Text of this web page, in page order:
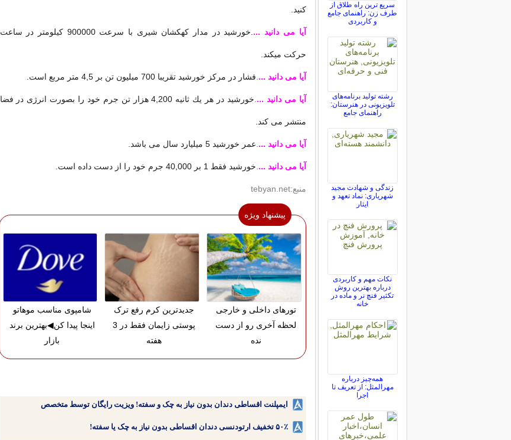
کنید.
آیا می دانید ... .خورشید در مدار کهکشان شیری با سرعت 900000 کیلومتر در ساعت
حرکت میکند.
آیا می دانید ... فشار در مركز خورشید تقریبا 700 میلیون تن بر 4,5 متر مربع است.
آیا می دانید ... خورشید در هر یك ثانیه 4,200 هزار تن جرم خود را بصورت انرژی در فضا
منتشر می كند.
آیا می دانید ... عمر خورشید 5 میلیارد سال می باشد.
آیا می دانید ... خورشید فقط 1 بر 40,000 جرم خود را از دست داده است.
منبع:tebyan.net
پیشنهاد ویژه
تورهای داخلی و خارجی
لحظه آخری رو از دست
نده
جدیدترین کرم رفع ترک
پوستی زایمان فقط در 3
هفته
شامپوی مناسب موهاتو
اینجا پیدا کن◀بهترین برند
بازار
ایمپلنت اقساطی دندان بدون نیاز به چک و سفته! ویزیت رایگان توسط متخصص
۵۰٪ تخفیف ارتودنسی دندان اقساطی بدون نیاز به چک یا سفته!
سریع ترین راه طلاق از
طرف زن: راهنمای جامع
و کاربردی
رشته تولید برنامه‌های
تلویزیونی در هنرستان:
راهنمای جامع
زندگی و شهادت مجید
شهریاری: نماد تعهد و
ایثار
نکات مهم و کاربردی
درباره بهترین روش
تکثیر فنچ نر و ماده در
خانه
همه‌چیز درباره
مهرالمثل: از تعریف تا
اجرا